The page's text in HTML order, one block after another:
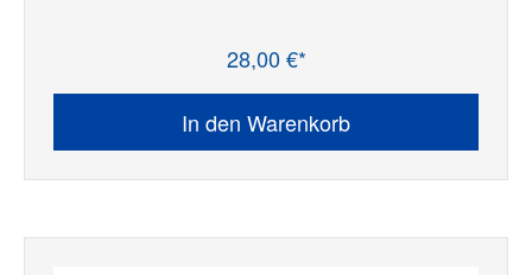
28,00 €*
In den Warenkorb